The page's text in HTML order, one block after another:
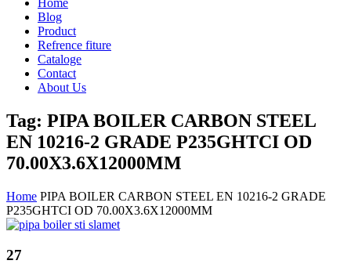
Home
Blog
Product
Refrence fiture
Cataloge
Contact
About Us
Tag: PIPA BOILER CARBON STEEL
EN 10216-2 GRADE P235GHTCI OD
70.00X3.6X12000MM
Home PIPA BOILER CARBON STEEL EN 10216-2 GRADE
P235GHTCI OD 70.00X3.6X12000MM
27